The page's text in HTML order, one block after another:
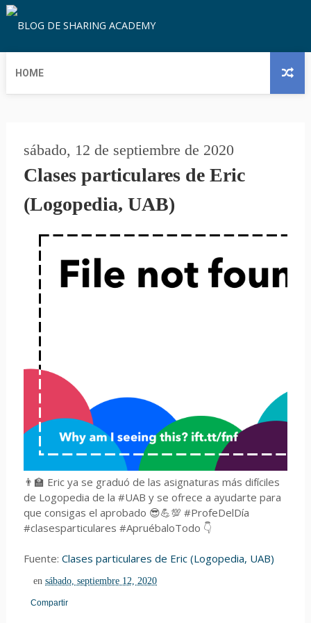
HOME
sábado, 12 de septiembre de 2020
Clases particulares de Eric
(Logopedia, UAB)
👨‍🏫 Eric ya se graduó de las asignaturas más difíciles
de Logopedia de la #UAB y se ofrece a ayudarte para
que consigas el aprobado 😎💪💯 #ProfeDelDía
#clasesparticulares #ApruébaloTodo 👇
Fuente: Clases particulares de Eric (Logopedia, UAB)
ensábado, septiembre 12, 2020
Compartir